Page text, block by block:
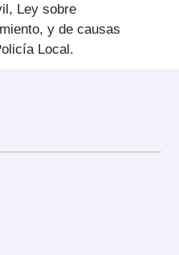
Ley sobre
y de causas
Local.